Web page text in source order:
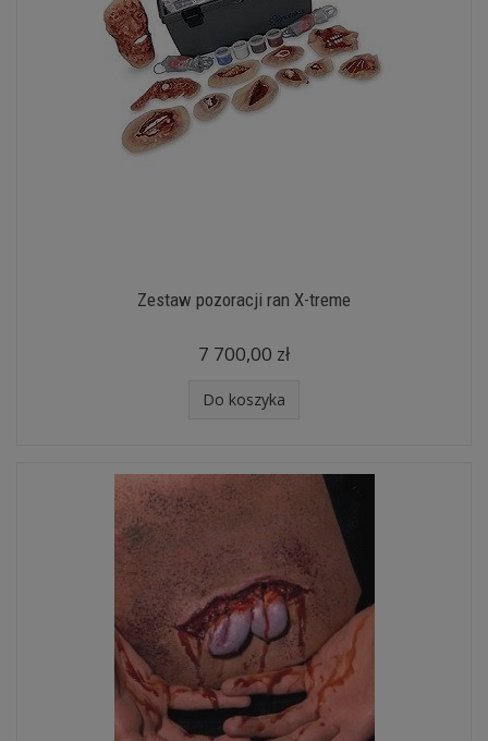
Zestaw pozoracji ran X-treme
7 700,00 zł
Do koszyka